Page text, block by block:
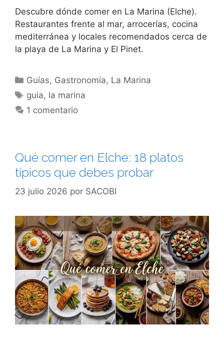
Descubre dónde comer en La Marina (Elche).
Restaurantes frente al mar, arrocerías, cocina
mediterránea y locales recomendados cerca de
la playa de La Marina y El Pinet.
Categorías
Guías, Gastronomía, La Marina
Etiquetas
guia, la marina
1 comentario
Qué comer en Elche: 18 platos
típicos que debes probar
23 julio 2026 por SACOBI